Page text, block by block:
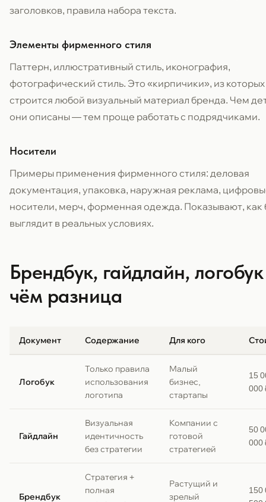
заголовков, правила набора текста.
Элементы фирменного стиля
Паттерн, иллюстративный стиль, иконография,
фотографический стиль. Это «кирпичики», из которых
строится любой визуальный материал бренда. Чем
они описаны — тем проще работать с подрядчиками.
Носители
Примеры применения фирменного стиля: деловая
документация, упаковка, наружная реклама,
носители, мерч, форменная одежда. Показывают, как
выглядит в реальных условиях.
Брендбук, гайдлайн,
чём разница
Документ Содержание Для кого
Логобук
Только правила
использования
логотипа
Малый
бизнес,
стартапы
15
000
Гайдлайн
Визуальная
идентичность
без стратегии
Компании с
готовой
стратегией
50
000
Брендбук
Стратегия +
полная
Растущий и
зрелый
150